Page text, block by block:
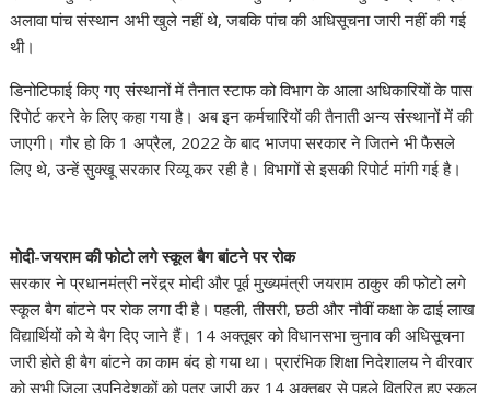
अलावा पांच संस्थान अभी खुले नहीं थे, जबकि पांच की अधिसूचना जारी नहीं की गई
थी।
डिनोटिफाई किए गए संस्थानों में तैनात स्टाफ को विभाग के आला अधिकारियों के पास
रिपोर्ट करने के लिए कहा गया है। अब इन कर्मचारियों की तैनाती अन्य संस्थानों में की
जाएगी। गौर हो कि 1 अप्रैल, 2022 के बाद भाजपा सरकार ने जितने भी फैसले
लिए थे, उन्हें सुक्खू सरकार रिव्यू कर रही है। विभागों से इसकी रिपोर्ट मांगी गई है।
मोदी-जयराम की फोटो लगे स्कूल बैग बांटने पर रोक
सरकार ने प्रधानमंत्री नरेंद्र्र मोदी और पूर्व मुख्यमंत्री जयराम ठाकुर की फोटो लगे
स्कूल बैग बांटने पर रोक लगा दी है। पहली, तीसरी, छठी और नौवीं कक्षा के ढाई लाख
विद्यार्थियों को ये बैग दिए जाने हैं। 14 अक्तूबर को विधानसभा चुनाव की अधिसूचना
जारी होते ही बैग बांटने का काम बंद हो गया था। प्रारंभिक शिक्षा निदेशालय ने वीरवार
को सभी जिला उपनिदेशकों को पत्र जारी कर 14 अक्तूबर से पहले वितरित हुए स्कूल